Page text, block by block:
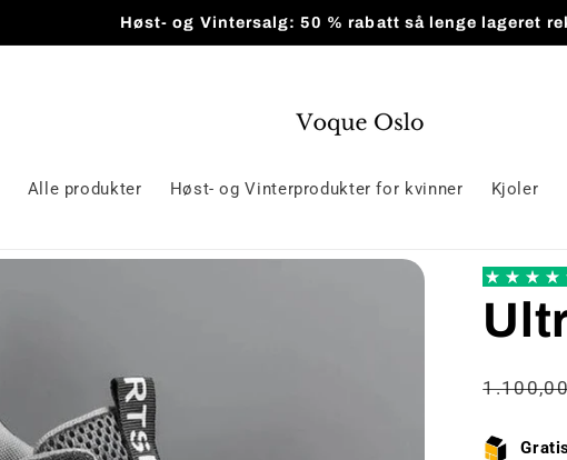
Høst- og Vintersalg: 50 % rabatt så lenge lageret
Alle produkter Høst- og Vinterprodukter for kvinner Kjoler
Vanlig